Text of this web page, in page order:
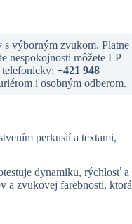
s výborným zvukom. Platne
nespokojnosti môžete LP
telefonicky:+421 948
i osobným odberom.
perkusií a textami,
dynamiku, rýchlosť a
a zvukovej farebnosti, ktorá